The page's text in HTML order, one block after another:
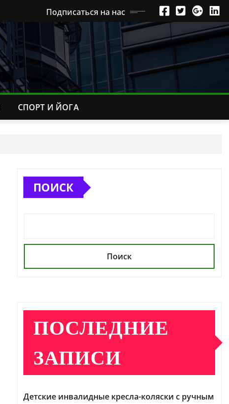
Подписаться на нас
СПОРТ И ЙОГА
ПОИСК
Поиск
ПОСЛЕДНИЕ
ЗАПИСИ
Детские инвалидные кресла-коляски с ручным